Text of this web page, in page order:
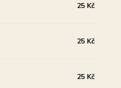
25 Kč
25 Kč
25 Kč